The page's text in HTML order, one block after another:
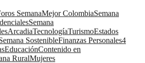
SemanaMejor ColombiaSemana
Semana
ArcadiaTecnologíaTurismoEstados
SostenibleFinanzas Personales4
EducaciónContenido en
RuralMujeres